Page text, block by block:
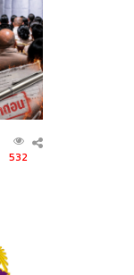
532